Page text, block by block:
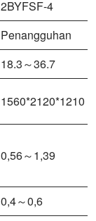
2BYFSF-4
Penangguhan
18.3～36.7
1560*2120*1210
0,56～1,39
0,4～0,6